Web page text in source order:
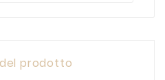
prodotto